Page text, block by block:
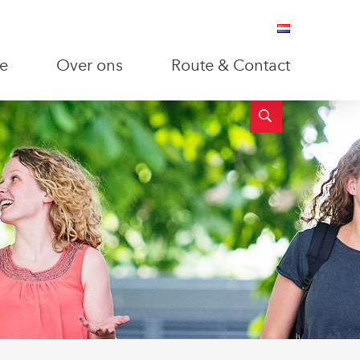
Over ons Route & Contact